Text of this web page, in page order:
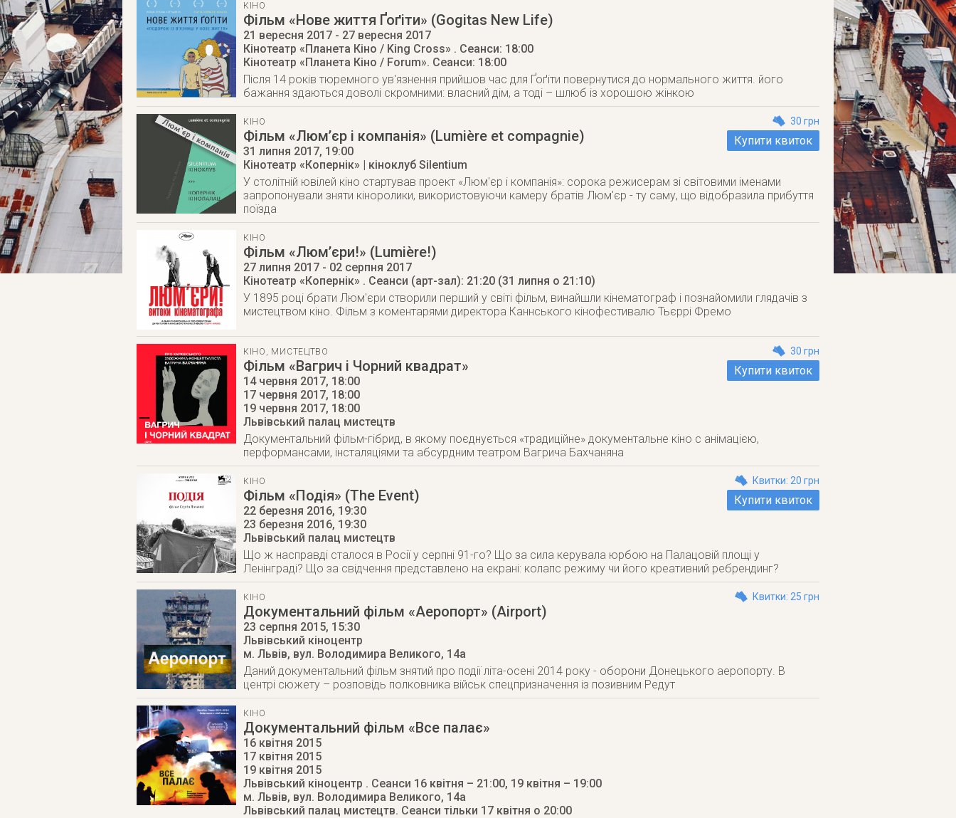
КІНО
Фільм «Нове життя Ґоґіти» (Gogitas New Life)
21 вересня 2017 - 27 вересня 2017
Кінотеатр «Планета Кіно / King Cross» . Сеанси: 18:00
Кінотеатр «Планета Кіно / Forum». Сеанси: 18:00
Після 14 років тюремного ув'язнення прийшов час для Ґоґіти повернутися до нормального життя. його
бажання здаються доволі скромними: власний дім, а тоді – шлюб із хорошою жінкою
КІНО 30 грн
Купити квиток
Фільм «Люм’єр і компанія» (Lumière et compagnie)
31 липня 2017, 19:00
Кінотеатр «Копернік» | кіноклуб Silentium
У столітній ювілей кіно стартував проект «Люм'єр і компанія»: сорока режисерам зі світовими іменами
запропонували зняти кіноролики, використовуючи камеру братів Люм'єр - ту саму, що відобразила прибуття
поїзда
КІНО
Фільм «Люм’єри!» (Lumière!)
27 липня 2017 - 02 серпня 2017
Кінотеатр «Копернік» . Сеанси (арт-зал): 21:20 (31 липня о 21:10)
У 1895 році брати Люм'єри створили перший у світі фільм, винайшли кінематограф i познайомили глядачів з
мистецтвом кіно. Фільм з коментарями директора Каннського кінофестивалю Тьєррі Фремо
КІНО , МИСТЕЦТВО 30 грн
Купити квиток
Фільм «Вагрич і Чорний квадрат»
14 червня 2017, 18:00
17 червня 2017, 18:00
19 червня 2017, 18:00
Львівський палац мистецтв
Документальний фільм-гібрид, в якому поєднується «традиційне» документальне кіно с анімацією,
перформансами, інсталяціями та абсурдним театром Вагрича Бахчаняна
КІНО Квитки: 20 грн
Купити квиток
Фільм «Подія» (The Event)
22 березня 2016, 19:30
23 березня 2016, 19:30
Львівський палац мистецтв
Що ж насправді сталося в Росії у серпні 91-го? Що за сила керувала юрбою на Палацовій площі у
Ленінграді? Що за свідчення представлено на екрані: колапс режиму чи його креативний ребрендинг?
КІНО Квитки: 25 грн
Документальний фільм «Аеропорт» (Airport)
23 серпня 2015, 15:30
Львівський кіноцентр
м. Львів, вул. Володимира Великого, 14а
Даний документальний фільм знятий про події літа-осені 2014 року - оборони Донецького аеропорту. В
центрі сюжету – розповідь полковника військ спецпризначення із позивним Редут
КІНО
Документальний фільм «Все палає»
16 квітня 2015
17 квітня 2015
19 квітня 2015
Львівський кіноцентр . Сеанси 16 квітня – 21:00, 19 квітня – 19:00
м. Львів, вул. Володимира Великого, 14а
Львівський палац мистецтв. Сеанси тільки 17 квітня о 20:00